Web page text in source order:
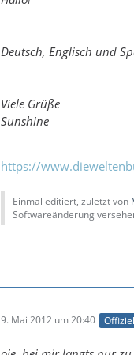
Deutsch, Englisch und
Viele Grüße
Sunshine
https://
Einmal editiert, zuletzt von
Softwareänderung
9. Mai 2012 um 20:40